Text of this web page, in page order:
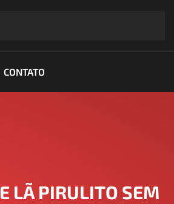
CONTATO
LÃ PIRULITO SEM